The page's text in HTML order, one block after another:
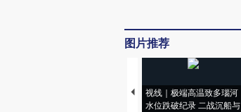
图片推荐
视线｜极端高温致多瑙河
水位跌破纪录 二战沉船与